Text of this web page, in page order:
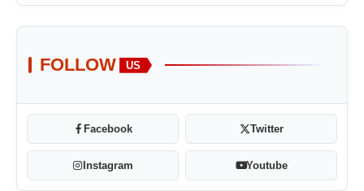
FOLLOW US
Facebook Twitter
Instagram Youtube